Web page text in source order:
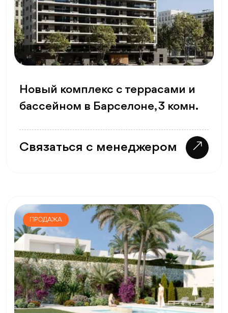
Новый комплекс с террасами и
бассейном в Барселоне, 3 комн.
Связаться с менеджером
ПРОДАЖА